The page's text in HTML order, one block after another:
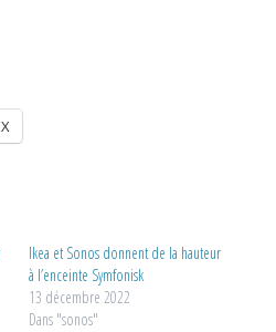
X
Ikea et Sonos donnent de la hauteur
à l’enceinte Symfonisk
13 décembre 2022
Dans "sonos"